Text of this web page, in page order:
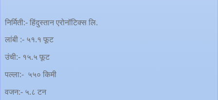
निर्मिती:- हिंदुस्तान एरोनॉटिक्स लि.
लांबी :- ५१.१ फूट
उंची:- १५.५ फूट
पल्ला:- ५५० किमी
वजन:- ५.८ टन